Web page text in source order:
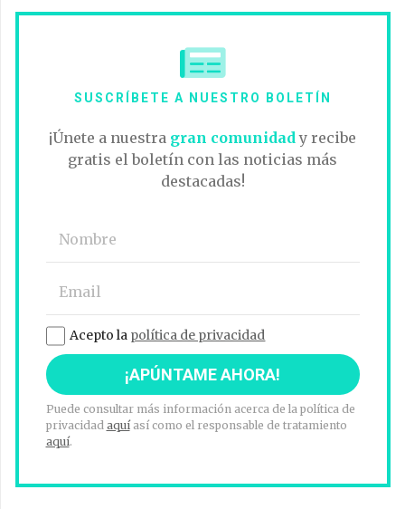
SUSCRÍBETE A NUESTRO BOLETÍN
¡Únete a nuestra gran comunidady recibe
gratis el boletín con las noticias más
destacadas!
Acepto la política de privacidad
Puede consultar más información acerca de la política de
privacidad aquíasí como el responsable de tratamiento
aquí.